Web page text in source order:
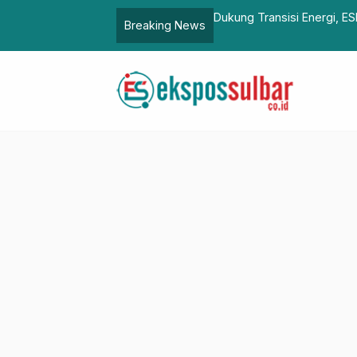
Breaking News
Kepala BPSDM Sulbar